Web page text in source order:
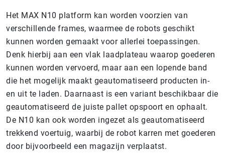
Het MAX N10 platform kan worden voorzien van
verschillende frames, waarmee de robots geschikt
kunnen worden gemaakt voor allerlei toepassingen.
Denk hierbij aan een vlak laadplateau waarop goederen
kunnen worden vervoerd, maar aan een lopende band
die het mogelijk maakt geautomatiseerd producten in-
en uit te laden. Daarnaast is een variant beschikbaar die
geautomatiseerd de juiste pallet opspoort en ophaalt.
De N10 kan ook worden ingezet als geautomatiseerd
trekkend voertuig, waarbij de robot karren met goederen
door bijvoorbeeld een magazijn verplaatst.